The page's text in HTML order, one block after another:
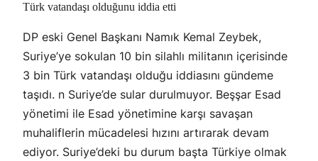
Türk vatandaşı olduğunu iddia etti
DP eski Genel Başkanı Namık Kemal Zeybek,
Suriye’ye sokulan 10 bin silahlı militanın içerisinde
3 bin Türk vatandaşı olduğu iddiasını gündeme
taşıdı. n Suriye’de sular durulmuyor. Beşşar Esad
yönetimi ile Esad yönetimine karşı savaşan
muhaliflerin mücadelesi hızını artırarak devam
ediyor. Suriye’deki bu durum başta Türkiye olmak